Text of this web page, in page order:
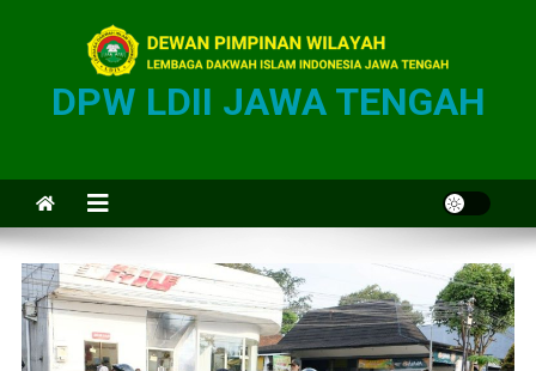
DPW LDII JAWA TENGAH